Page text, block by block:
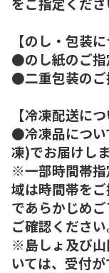
【のし・包装に
●のし紙のご指
●二重包装のご
【冷凍配送につ
●冷凍品につい
凍)でお届けしま
※一部時間帯指
域は時間帯を
であらかじめ
ご確認ください
※島しょ及び山
いては、受付